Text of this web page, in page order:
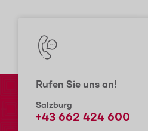
Rufen Sie uns an!
Salzburg
+43 662 424 600